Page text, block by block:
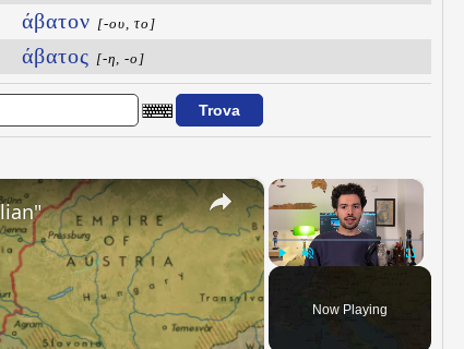
άβατον [-ου, το]
άβατος [-η, -ο]
×
Fullscreen
Now Playing
×